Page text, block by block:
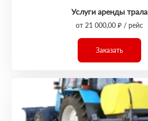
Услуги аренды трала
от 21 000,00 ₽ / рейс
Заказать